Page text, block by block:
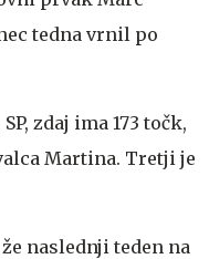
tedna vrnil po
zdaj ima 173 točk,
Martina. Tretji je
naslednji teden na